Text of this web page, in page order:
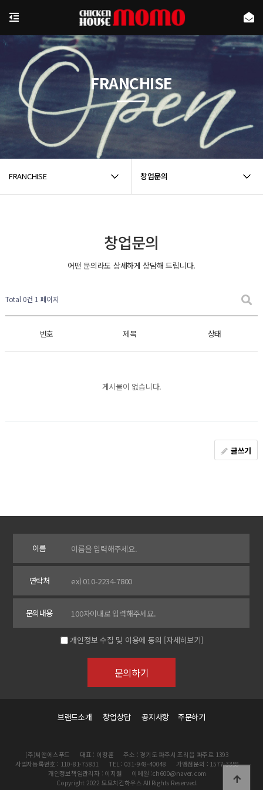
FRANCHISE 창업문의
FRANCHISE
창업문의
어떤 문의라도 상세하게 상담해 드립니다.
Total 0건 1 페이지
번호 제목 상태
게시물이 없습니다.
글쓰기
이름
연락처
문의내용
개인정보 수집 및 이용에 동의 [자세히보기]
브랜드소개 창업상담 공지사항 주문하기
(주)씨앤에스푸드 대표 : 이창훈
주소 : 경기도 파주시 조리읍 파주로 1393
사업자등록번호 : 110-81-75831
TEL : 031-948-40048
가맹점문의 : 1577-3358
개인정보책임관리자 : 이지원
이메일 :ch600@naver.com
Copyright 2022 모모치킨하우스 All Rights Reserved.